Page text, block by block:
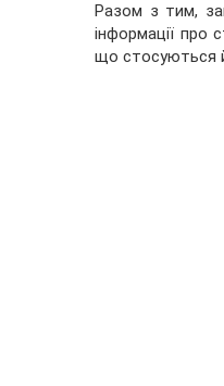
Разом з тим,
інформації про
що стосуються